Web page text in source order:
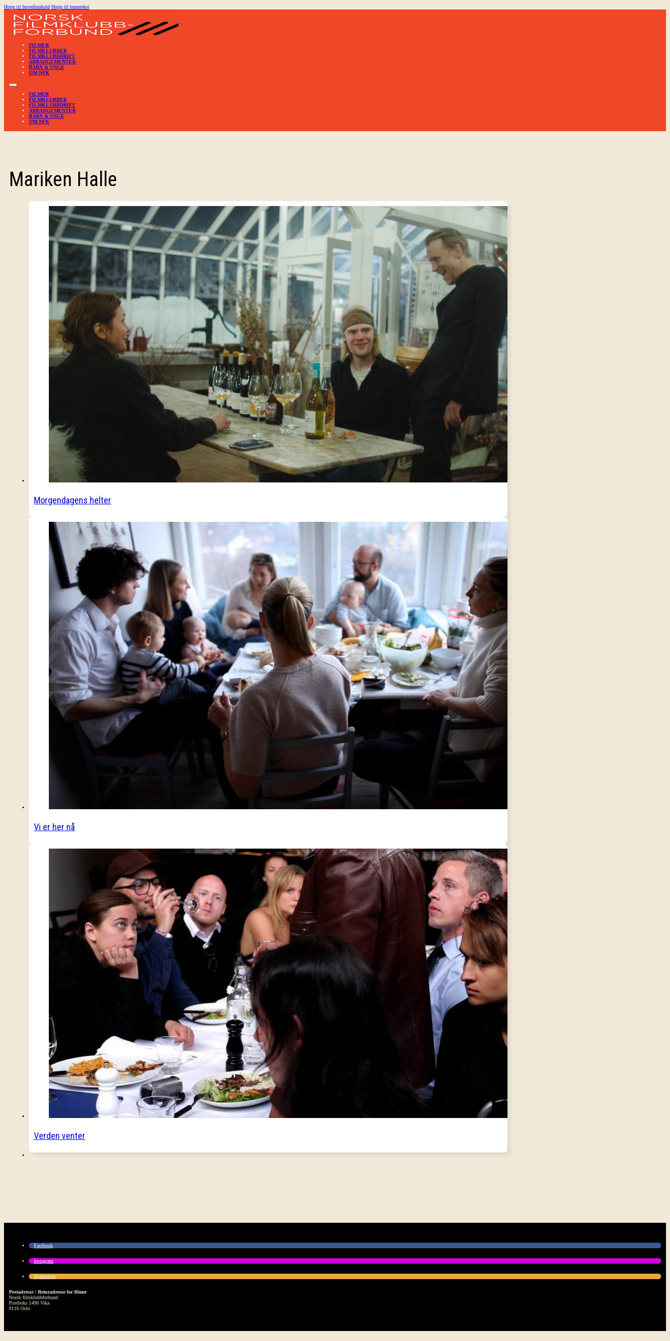
Hopp til hovedinnhold Hopp til bunntekst
FILMER
FILMKLUBBER
FILMKLUBBDRIFT
ARRANGEMENTER
BARN & UNGE
OM NFK
FILMER
FILMKLUBBER
FILMKLUBBDRIFT
ARRANGEMENTER
BARN & UNGE
OM NFK
Mariken Halle
Morgendagens helter
Vi er her nå
Verden venter
Facebook
Instagram
Nyhetsbrev
Postadresse / Returadresse for filmer
Norsk filmklubbforbund
Postboks 1490 Vika
0116 Oslo